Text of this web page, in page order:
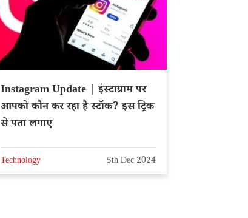
Instagram Update | इंस्टाग्राम पर
आपको कौन कर रहा है स्टॉक? इस ट्रिक
से पता लगाए
Technology 5th Dec 2024